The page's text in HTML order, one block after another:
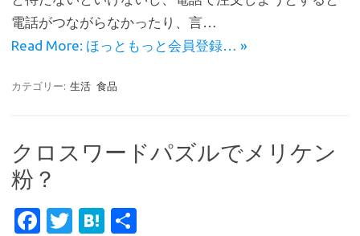
o
k
電話がつながらなかったり、言…
Read More: ほっともっと会員登録… »
カテゴリー: 生活 食品
クロスワードパズルでメリケン
粉？
Fa
T
H